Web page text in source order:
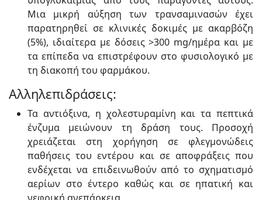
Μια μικρή αύξηση των τρανσαμινασών έχει
παρατηρηθεί σε κλινικές δοκιμές με ακαρβόζη
(5%), ιδιαίτερα με δόσεις >300 mg/ημέρα και με
τα επίπεδα να επιστρέφουν στο φυσιολογικό με
τη διακοπή του φαρμάκου.
Αλληλεπιδράσεις:
Τα αντιόξινα, η χολεστυραμίνη και τα πεπτικά
ένζυμα μειώνουν τη δράση τους. Προσοχή
χρειάζεται στη χορήγηση σε φλεγμονώδεις
παθήσεις του εντέρου και σε αποφράξεις που
ενδέχεται να επιδεινωθούν από το σχηματισμό
αερίων στο έντερο καθώς και σε ηπατική και